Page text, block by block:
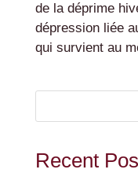
de la déprime
dépression liée
qui survient au
Recent